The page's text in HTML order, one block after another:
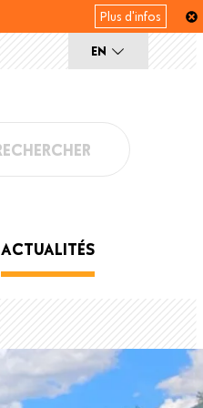
Plus d'infos
EN
ACTUALITÉS